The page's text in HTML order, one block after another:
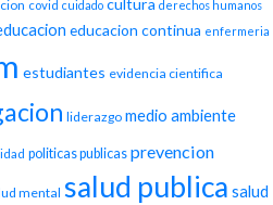
covid cuidado cultura derechos humanos
educacion continua enfermeria
estudiantes evidencia cientifica
liderazgo medio ambiente
politicas publicas prevencion
mental salud publica salud